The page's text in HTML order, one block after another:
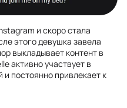
и скоро стала
этого девушка завела
выкладывает контент в
активно участвует в
постоянно привлекает к